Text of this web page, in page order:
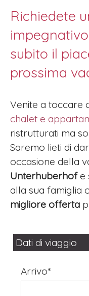
Richiedete
subito il
prossima
Venite a toccare
chalet e
ristrutturati ma
Saremo lieti di
occasione della
Unterhuberhofe
alla sua famiglia
migliore offerta
Dati di viaggio
Arrivo*